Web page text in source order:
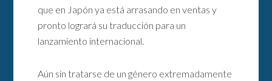
que en Japón ya está arrasando en ventas y
pronto logrará su traducción para un
lanzamiento internacional.
Aún sin tratarse de un género extremadamente